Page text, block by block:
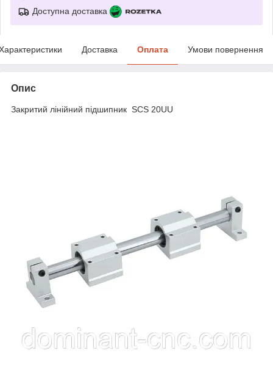
Доступна доставка
Доставка Оплата Умови повернення
Опис
Закритий лінійний підшипник SCS 20UU